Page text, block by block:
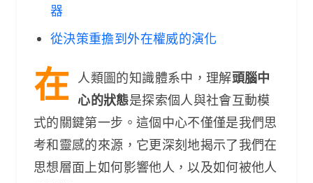
器
從決策重擔到外在權威的演化
在 人類圖的知識體系中，理解頭腦中
心的狀態是探索個人與社會互動模
式的關鍵第一步。這個中心不僅僅是我們思
考和靈感的來源，它更深刻地揭示了我們在
思想層面上如何影響他人，以及如何被他人